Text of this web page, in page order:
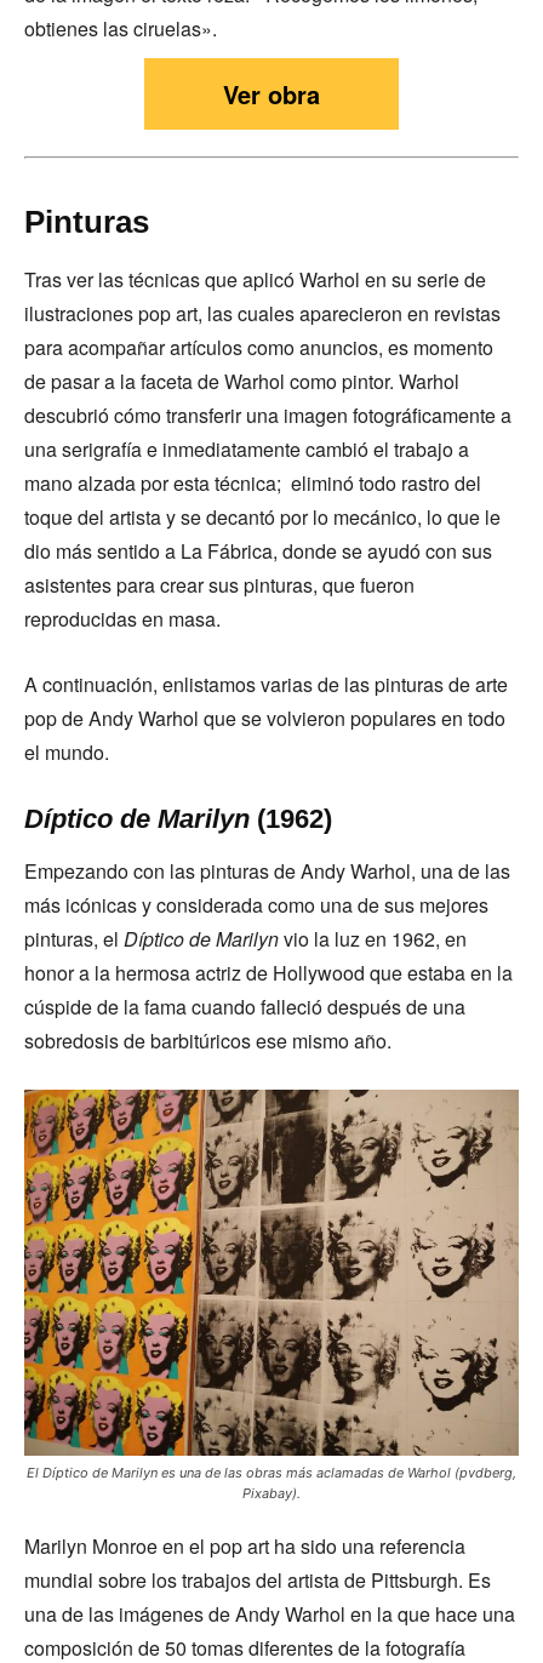
obtienes las ciruelas».
Ver obra
Pinturas
Tras ver las técnicas que aplicó Warhol en su serie de
ilustraciones pop art, las cuales aparecieron en revistas
para acompañar artículos como anuncios, es momento
de pasar a la faceta de Warhol como pintor. Warhol
descubrió cómo transferir una imagen fotográficamente a
una serigrafía e inmediatamente cambió el trabajo a
mano alzada por esta técnica; eliminó todo rastro del
toque del artista y se decantó por lo mecánico, lo que le
dio más sentido a La Fábrica, donde se ayudó con sus
asistentes para crear sus pinturas, que fueron
reproducidas en masa.
A continuación, enlistamos varias de las pinturas de arte
pop de Andy Warhol que se volvieron populares en todo
el mundo.
Díptico de Marilyn (1962)
Empezando con las pinturas de Andy Warhol, una de las
más icónicas y considerada como una de sus mejores
pinturas, el Díptico de Marilynvio la luz en 1962, en
honor a la hermosa actriz de Hollywood que estaba en la
cúspide de la fama cuando falleció después de una
sobredosis de barbitúricos ese mismo año.
El Díptico de Marilyn es una de las obras más aclamadas de Warhol (pvdberg,
Pixabay).
Marilyn Monroe en el pop art ha sido una referencia
mundial sobre los trabajos del artista de Pittsburgh. Es
una de las imágenes de Andy Warhol en la que hace una
composición de 50 tomas diferentes de la fotografía